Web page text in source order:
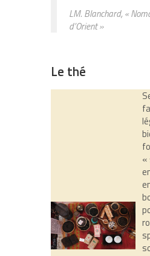
LM. Blanchard, «
d’Orient »
Le thé
«